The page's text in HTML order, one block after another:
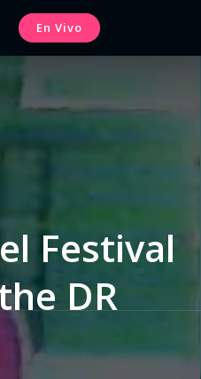
En Vivo
Festival
DR